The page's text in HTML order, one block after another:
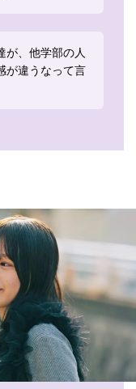
が、他学部の人
が違うなって言